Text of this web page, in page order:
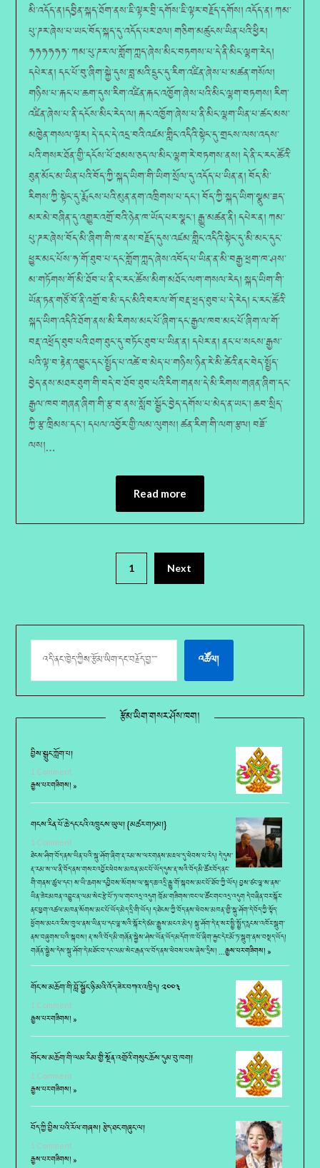
མི་འདོད་ན།དབྱིན་སྐད་ཐོག་ནས་ཇི་ལྟར་བྲི་དགོས་ཇི་ལྟར་བརྗོད་དགོས། འདོད་ན། ཀམ་
པུ་ཌར་ཞེས་པ་ཡང་བོད་སྐད་དུ་འདོད་པར་ཐལ། གཅིག་མཚུངས་ཡིན་པའི་ཕྱིར།
ཧཧཧཧཧཧ་ ཀམ་པུ་ཌར་ལ་གློག་ཀླད་ཞེས་མིང་བཏགས་པ་དེ་ནི་མིང་ལྷག་རེད།
དཔེར་ན། དང་པོ་བུ་ཞིག་སྐྱེ་དུས་བླ་མའི་དྲུང་དུ་རིག་འཛིན་ཞེས་པ་མཚན་གསོལ།
གཉིས་པ་རྐང་པ་ཆག་དུས་རིག་འཛིན་རྐང་འཁྱོག་ཞེས་པའི་མིང་ལྷག་བཏགས། རིག་
འཛིན་ཞེས་པ་ནི་དངོས་མིང་རེད་ལ། རྐང་འཁྱོག་ཞེས་པ་ནི་མིང་ལྷག་ཡིན་པ་ཚང་མས་
མཁྱེན་གསལ་ལྟར། དེ་དང་དེ་འདྲ་བའི་འཛམ་གླིང་འདིའི་སྟེང་དུ་གྲངས་ལས་འདས་
པའི་གསར་ཐོན་གྱི་དངོས་པོ་ཐམས་ཅད་ལ་མིང་ལྷག་རེ་བཏགས་ནས། དེ་ནི་ང་རང་ཚོའི་
ཐུན་མོང་མ་ཡིན་པའི་བོད་ཀྱི་སྐད་ཡིག་གི་ཡིག་སྲོལ་དུ་འདོད་པ་ཡིན་ན། བོད་མི་
རིགས་ཀྱི་སྟེང་དུ་རྨོངས་པའི་མུན་ནག་འཁྲིགས་པ་དང༌། བོད་ཀྱི་སྐད་ཡིག་སྣུམ་ཟད་
མར་མེ་བཞིན་དུ་འགྱུར་འགྲོ་བའི་ཉེན་ཁ་ཡོད་པར་སྣང༌། རྒྱུ་མཚན་ནི། དཔེར་ན། ཀམ་
པུ་ཌར་ཞེས་བོད་མི་ཞིག་གི་ཁ་ནས་བརྗོད་དུས་འཛམ་གླིང་འདིའི་སྟེང་དུ་མི་མང་དུང་
ཕྱུར་མང་པོས་ཧ་གོ་ཐུབ་པ་དང་གློག་ཀླད་ཞེས་འབོད་པ་ཡིན་ན་མི་བརྒྱ་ཕྲག་ཁ་ཤས་
མ་གཏོགས་གོ་མི་ཐོབ་པ་ནི་ང་རང་ཚོས་མིག་མཐོང་ལག་གསལ་རེད། སྐད་ཡིག་གི་
ཡོན་ཏན་གཙོ་བོ་ནི་འགྲོ་བ་མི་དང་མིའི་བར་ལ་གོ་བརྡ་ཕྲད་ཐུབ་པ་དེ་རེད། ང་རང་ཚོའི་
སྐད་ཡིག་འདིའི་ཐོག་ནས་མི་རིགས་མང་པོ་ཞིག་དང་རྒྱལ་ཁབ་མང་པོ་ཞིག་ལ་གོ་
བརྡ་འཕྲོད་ཐུབ་པའི་ཐག་ཐུང་དུ་བཏོང་ཐུབ་པ་ཡིན་ན། དཔེར་ན། ནང་པ་སངས་རྒྱས་
པའི་ལྟ་བ་རྟེན་འབྱུང་དང་སྤྱོད་པ་འཚེ་བ་མེད་པ་གཉིས་ཉིན་རེ་མི་ཚེའི་ནང་བེད་སྤྱོད་
བྱེད་ནས་མཐར་ཐུག་གི་བདེ་བ་ཐོབ་ཐུབ་པའི་རིག་གནས་དེ་མི་རིགས་གཞན་ཞིག་དང་
རྒྱལ་ཁབ་གཞན་ཞིག་གི་རྩ་བ་ནས་སློབ་སྦྱོང་བྱེད་དགོས་པ་མེད་ན་ཡང༌། ཆབ་སྲིད་
ཀྱི་རྩ་ཁྲིམས་དང༌། དཔལ་འབྱོར་གྱི་ལམ་ལུགས། ཚན་རིག་གི་ལག་རྩལ། བཟོ་
ལས།…
Read more
1 Next
འཚོལ།
རྩོམ་ཡིག་གསར་ཤོས་ཁག།
བྱིས་སྒྲུང་ཀློག་པ།
1 Comment
རྒྱས་པར་གཟིགས། »
གངས་རིན་པོ་ཆེ་དང་ངའི་འཁྲུངས་ཡུལ། {མཚར་གཏམ།}
1 Comment
ཐེངས་ཤིག་བོད་ནས་ཡིན་པའི་སྐུ་ཤོག་ཞིག་རྡ་རམ་ས་ལར་གནས་མཇལ་དུ་ཕེབས་པ་རེད། དེ་དུས་
རྡ་རམ་ས་ལ་ནི་བོད་ནས་གསར་འབྱོར་ཕེབས་མཁན་མང་པོ་ཡོད་དུས་རྡ་སའི་བོད་མི་ཚོར་བོད་ནང་
གི་གནས་ཚུལ་དང་། ས་ཡི་ཆགས་དབྱིབས་སོགས་ལ་སྐད་ཆ་འདྲི་རྒྱུ་གོ་སྐབས་མང་པོ་ཐོབ་ཀྱི་ཡོད། བྱས་ཙང་ལྷ་ས་ནས་
ཡིན་ཟེར་མཁན་འབྱུང་ན་ལམ་སེང་རྩེ་པོ་ཏ་ལ་གང་འདྲ་འདུག ཁྲོམ་གཟིགས་ཁང་ལ་ཚོང་གང་འདྲ་འདུག དེ་བཞིན་བར་སྐོར་
ནང་ཕྱག་འཚལ་མཁན་སོགས་མང་པོ་ཡོད་མེད་དྲི་གི་ཡོད། ད་ཐེངས་ཀྱི་བོད་ནས་ཕེབས་མཁན་གྱི་སྐུ་ཤོག་དེ་བོད་ཀྱི་སྟོད་
ཕྱོགས་མངའ་རིས་ཁུལ་ནས་ཡིན་པ་དང་ལྷ་སའི་སྐོར་དེ་ཙམ་རྒྱུས་མངའ་མེད། སྐུ་ཤོག་དེ་རྡ་སར་སྤྱི་སྤྱོད་རླངས་འཁོར་སྒུག་
ནས་བཞུགས་པའི་སྐབས། རྡ་སའི་བོད་མི་གཞོན་སྐྱེས་ཤེས་ཡོན་ཡོད་མདོག་ཁ་པོ་ཞིག་རྐྱང་དེར་མོ་ཏ་སྒུག་ནས་བསྡད་ཡོད།
གཞོན་སྐྱེས་དེས་སྐུ་ཤོག་དེ་མཐོང་བ་དང་ལམ་སེང་རྒན་ལ་བོད་ནས་ཕེབས་པས་ཞེས་དྲིས། …རྒྱས་པར་གཟིགས། »
གོང་ས་མཆོག་གི་བློ་སྦྱོང་ཉི་མའི་འོད་ཟེར་བཀའ་འཁྲིད། ༢༠༠༣
1 Comment
རྒྱས་པར་གཟིགས། »
གོང་ས་མཆོག་གི་ལམ་རིམ་གྱི་སྔོན་འགྲོའི་གསུང་ཆོས་དུམ་བུ་ཁག།
1 Comment
རྒྱས་པར་གཟིགས། »
བོད་ཀྱི་བྱིས་པའི་རོལ་གཞས། རྩེད་ཐང་གཞུང་ལ།
1 Comment
རྒྱས་པར་གཟིགས། »